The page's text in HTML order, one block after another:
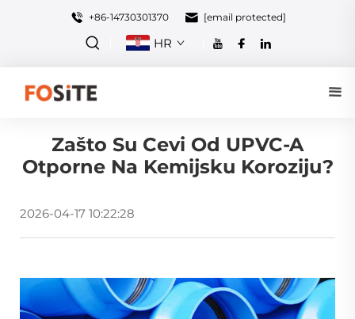
+86-14730301370 [email protected]
HR
Zašto Su Cevi Od UPVC-A
Otporne Na Kemijsku Koroziju?
2026-04-17 10:22:28